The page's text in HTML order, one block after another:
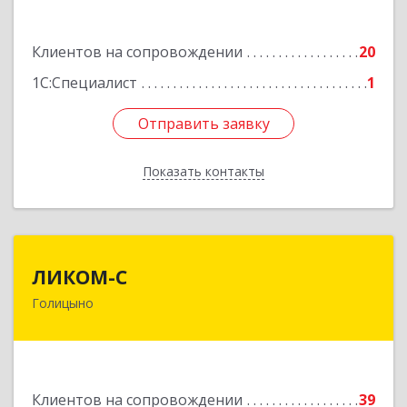
Клиентов на сопровождении
20
1С:Специалист
1
Отправить заявку
Показать контакты
Отправить заявку
Назад
ЛИКОМ-С
Голицыно
Клиентов на сопровождении
39
143040, Московская обл, Одинцовский р-н,
Подробнее